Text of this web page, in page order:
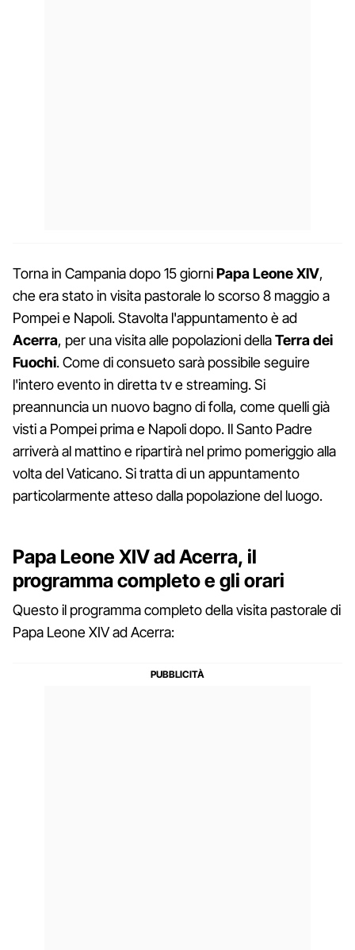
Torna in Campania dopo 15 giorniPapa Leone XIV,
che era stato in visita pastorale lo scorso 8 maggio a
Pompei e Napoli. Stavolta l'appuntamento è ad
Acerra, per una visita alle popolazioni dellaTerra dei
Fuochi. Come di consueto sarà possibile seguire
l'intero evento in diretta tv e streaming. Si
preannuncia un nuovo bagno di folla, come quelli già
visti a Pompei prima e Napoli dopo. Il Santo Padre
arriverà al mattino e ripartirà nel primo pomeriggio alla
volta del Vaticano. Si tratta di un appuntamento
particolarmente atteso dalla popolazione del luogo.
Papa Leone XIV ad Acerra, il
programma completo e gli orari
Questo il programma completo della visita pastorale di
Papa Leone XIV ad Acerra: